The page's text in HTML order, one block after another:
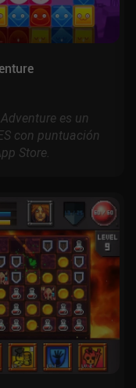
es un
con puntuación
Store.